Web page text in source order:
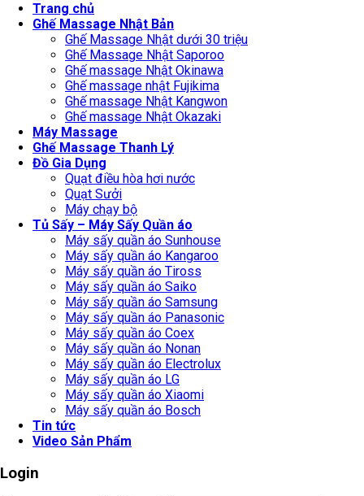
Trang chủ
Ghế Massage Nhật Bản
Ghế Massage Nhật dưới 30 triệu
Ghế Massage Nhật Saporoo
Ghế massage Nhật Okinawa
Ghế massage nhật Fujikima
Ghế massage Nhật Kangwon
Ghế massage Nhật Okazaki
Máy Massage
Ghế Massage Thanh Lý
Đồ Gia Dụng
Quạt điều hòa hơi nước
Quạt Sưởi
Máy chạy bộ
Tủ Sấy – Máy Sấy Quần áo
Máy sấy quần áo Sunhouse
Máy sấy quần áo Kangaroo
Máy sấy quần áo Tiross
Máy sấy quần áo Saiko
Máy sấy quần áo Samsung
Máy sấy quần áo Panasonic
Máy sấy quần áo Coex
Máy sấy quần áo Nonan
Máy sấy quần áo Electrolux
Máy sấy quần áo LG
Máy sấy quần áo Xiaomi
Máy sấy quần áo Bosch
Tin tức
Video Sản Phẩm
Login